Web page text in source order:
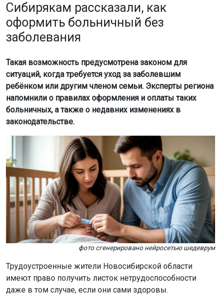
Сибирякам рассказали, как
оформить больничный без
заболевания
Такая возможность предусмотрена законом для
ситуаций, когда требуется уход за заболевшим
ребёнком или другим членом семьи. Эксперты региона
напомнили о правилах оформления и оплаты таких
больничных, а также о недавних изменениях в
законодательстве.
фото сгенерировано нейросетью шедеврум
Трудоустроенные жители Новосибирской области
имеют право получить листок нетрудоспособности
даже в том случае, если они сами здоровы.